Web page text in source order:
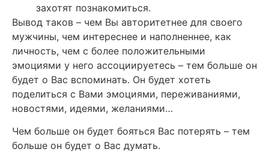
захотят познакомиться.
Вывод таков – чем Вы авторитетнее для своего
мужчины, чем интереснее и наполненнее, как
личность, чем с более положительными
эмоциями у него ассоциируетесь – тем больше он
будет о Вас вспоминать. Он будет хотеть
поделиться с Вами эмоциями, переживаниями,
новостями, идеями, желаниями…
Чем больше он будет бояться Вас потерять – тем
больше он будет о Вас думать.